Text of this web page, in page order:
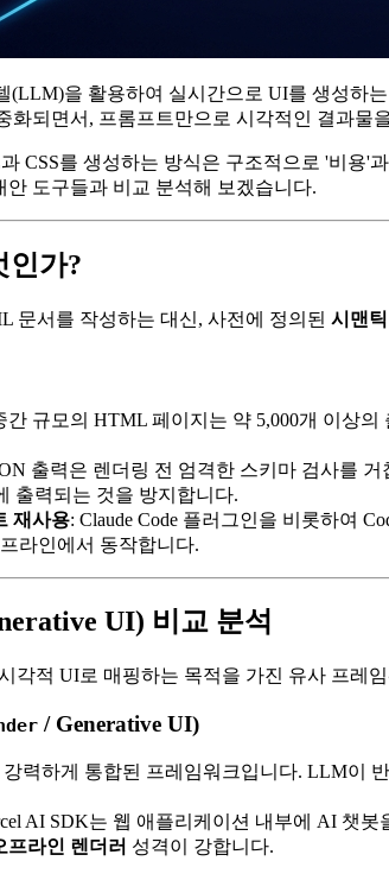
(LLM)을 활용하여 실시간으로 UI를 생성하는
화되면서, 프롬프트만으로 시각적인 결과물
CSS를 생성하는 방식은 구조적으로 '비용'
도구들과 비교 분석해 보겠습니다.
인가?
문서를 작성하는 대신, 사전에 정의된 시맨
간 규모의 HTML 페이지는 약 5,000개 이상의
출력은 렌더링 전 엄격한 스키마 검사를
출력되는 것을 방지합니다.
재사용: Claude Code 플러그인을 비롯하여
라인에서 동작합니다.
UI) 비교 분석
각적 UI로 매핑하는 목적을 가진 유사 프레
/ Generative UI)
강력하게 통합된 프레임워크입니다. LLM이
AI SDK는 웹 애플리케이션 내부에 AI 챗봇
프라인 렌더러 성격이 강합니다.